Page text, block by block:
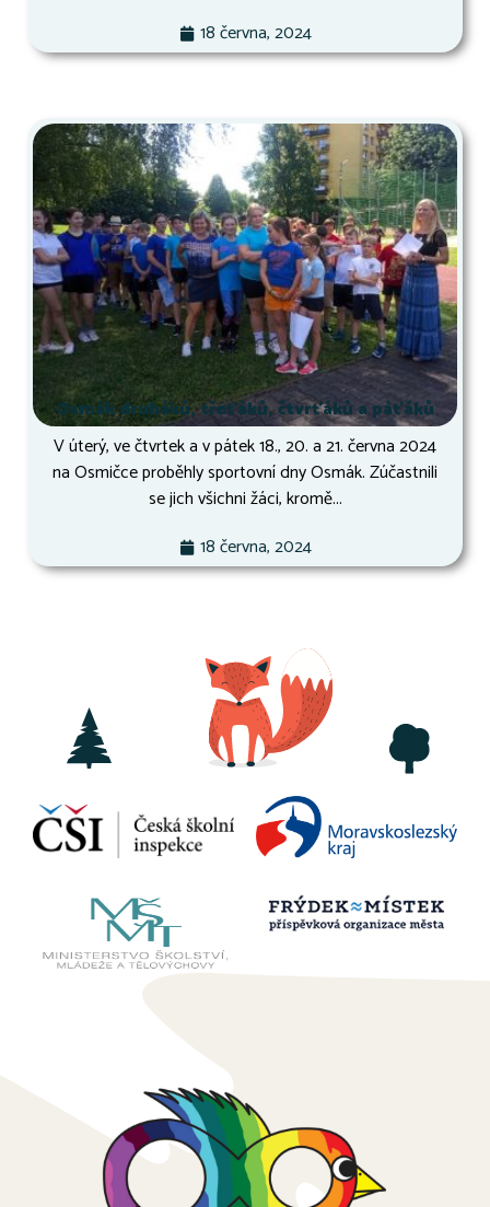
18 června, 2024
Osmák druháků, třeťáků, čtvrťáků a páťáků
V úterý, ve čtvrtek a v pátek 18., 20. a 21. června 2024
na Osmičce proběhly sportovní dny Osmák. Zúčastnili
se jich všichni žáci, kromě...
18 června, 2024